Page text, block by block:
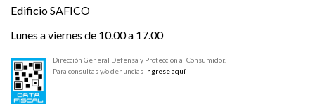
Edificio SAFICO
Lunes a viernes de 10.00 a 17.00
Dirección General Defensa y Protección al Consumidor.
Para consultas y/o denuncias Ingrese aquí